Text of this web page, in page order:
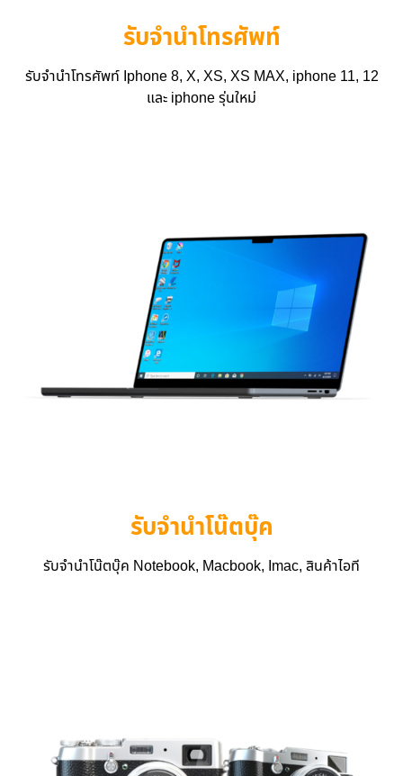
รับจำนำโทรศัพท์
รับจำนำโทรศัพท์ Iphone 8, X, XS, XS MAX, iphone 11, 12
และ iphone รุ่นใหม่
รับจำนำโน๊ตบุ๊ค
รับจำนำโน๊ตบุ๊ค Notebook, Macbook, Imac, สินค้าไอที